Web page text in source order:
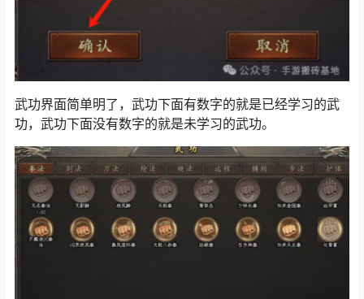
武功界面简单明了，武功下面有数字的就是已经学习的武
功，武功下面没有数字的就是未学习的武功。